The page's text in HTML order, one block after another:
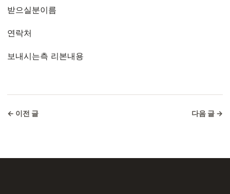
받으실분이름
연락처
보내시는측 리본내용
← 이전 글 다음 글 →